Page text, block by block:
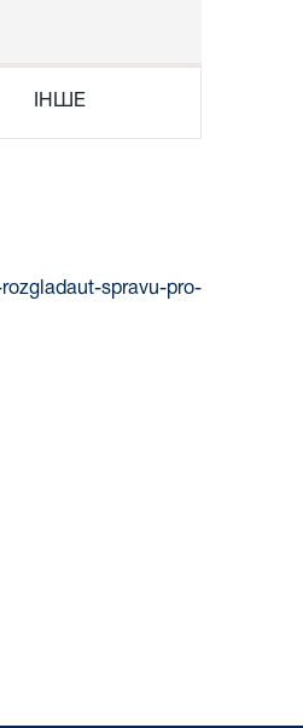
ІНШЕ
spravu-pro-